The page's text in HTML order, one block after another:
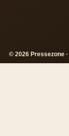
© 2026 Pressezone ·